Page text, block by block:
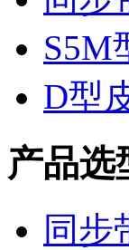
S5M
D型
产品选
同步